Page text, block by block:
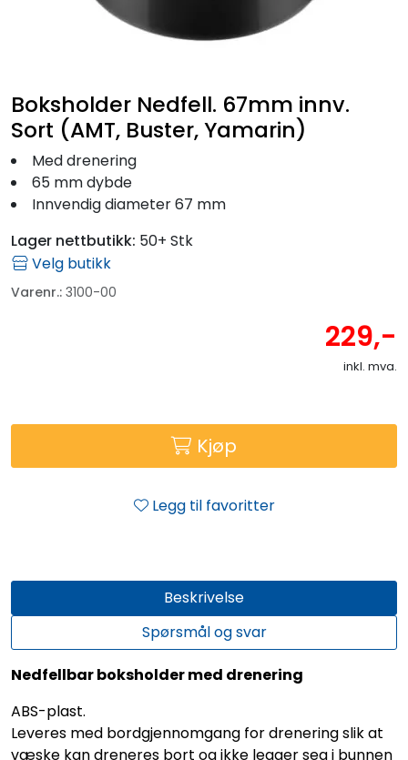
Boksholder Nedfell. 67mm innv.
Sort (AMT, Buster, Yamarin)
Med drenering
65 mm dybde
Innvendig diameter 67 mm
Lager nettbutikk: 50+ Stk
Velg butikk
Varenr.: 3100-00
229,-
inkl. mva.
Kjøp
Legg til favoritter
Beskrivelse
Spørsmål og svar
Nedfellbar boksholder med drenering
ABS-plast.
Leveres med bordgjennomgang for drenering slik at
væske kan dreneres bort og ikke legger seg i bunnen
Båtpleie/Opplag
Outlet
Kampanje